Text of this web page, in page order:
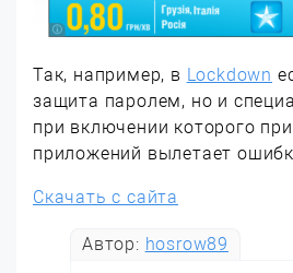
Так, например, в Lockdown
защита паролем, но и
при включении которого
приложений вылетает
Скачать с сайта
Автор: hosrow89